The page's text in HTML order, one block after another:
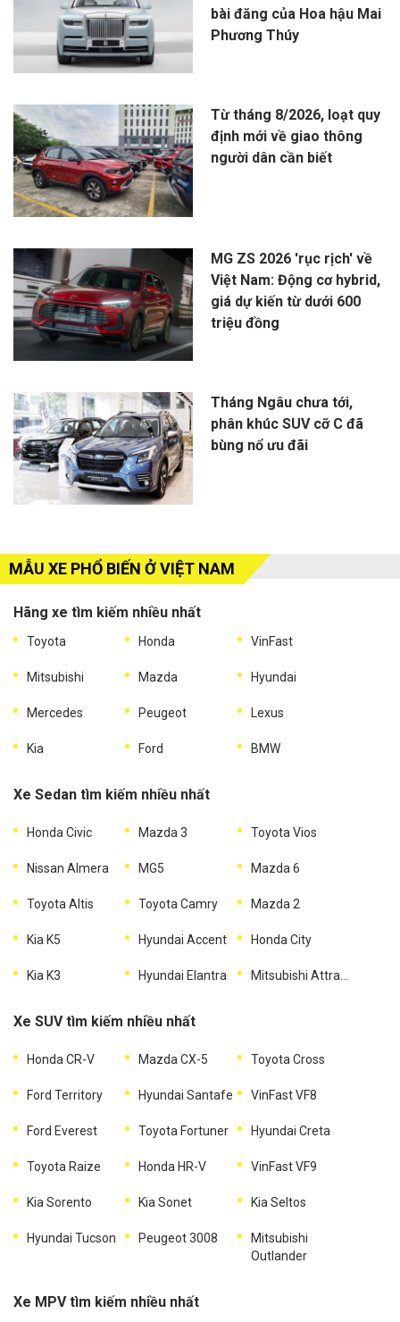
bài đăng của Hoa hậu Mai
Phương Thúy
Từ tháng 8/2026, loạt quy
định mới về giao thông
người dân cần biết
MG ZS 2026 'rục rịch' về
Việt Nam: Động cơ hybrid,
giá dự kiến từ dưới 600
triệu đồng
Tháng Ngâu chưa tới,
phân khúc SUV cỡ C đã
bùng nổ ưu đãi
MẪU XE PHỔ BIẾN Ở VIỆT NAM
Hãng xe tìm kiếm nhiều nhất
Toyota Honda VinFast
Mitsubishi Mazda Hyundai
Mercedes Peugeot Lexus
Kia Ford BMW
Xe Sedan tìm kiếm nhiều nhất
Honda Civic Mazda 3 Toyota Vios
Nissan Almera MG5 Mazda 6
Toyota Altis Toyota Camry Mazda 2
Kia K5 Hyundai Accent Honda City
Kia K3 Hyundai Elantra
Xe SUV tìm kiếm nhiều nhất
Honda CR-V Mazda CX-5 Toyota Cross
Ford Territory Hyundai Santafe VinFast VF8
Ford Everest Toyota Fortuner Hyundai Creta
Toyota Raize Honda HR-V VinFast VF9
Kia Sorento Kia Sonet Kia Seltos
Hyundai Tucson Peugeot 3008
Mitsubishi
Outlander
Xe MPV tìm kiếm nhiều nhất